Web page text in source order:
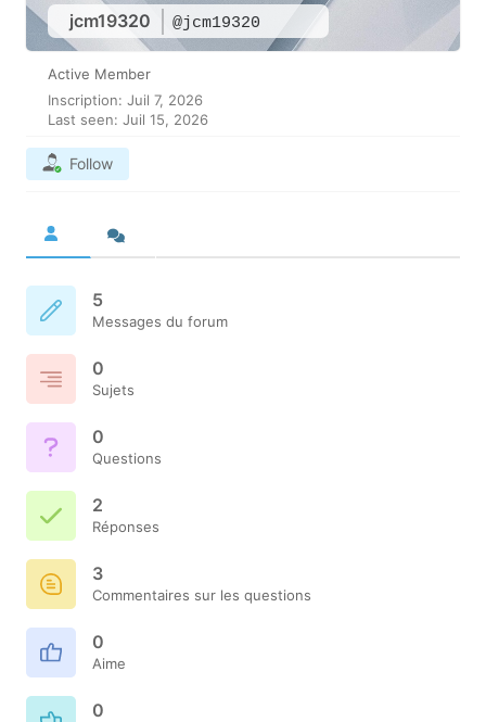
jcm19320 @jcm19320
Active Member
Inscription: Juil 7, 2026
Last seen: Juil 15, 2026
Follow
5
Messages du forum
0
Sujets
0
Questions
2
Réponses
3
Commentaires sur les questions
0
Aime
0